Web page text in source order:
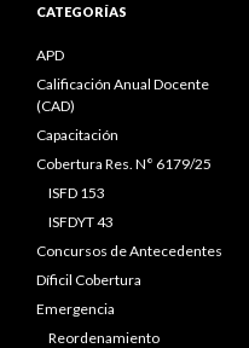
CATEGORÍAS
APD
Calificación Anual Docente
(CAD)
Capacitación
Cobertura Res. N° 6179/25
ISFD 153
ISFDYT 43
Concursos de Antecedentes
Díficil Cobertura
Emergencia
Reordenamiento